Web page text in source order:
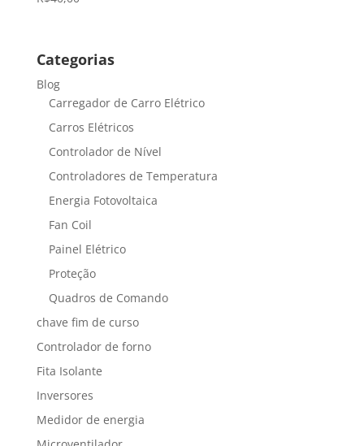
Categorias
Blog
Carregador de Carro Elétrico
Carros Elétricos
Controlador de Nível
Controladores de Temperatura
Energia Fotovoltaica
Fan Coil
Painel Elétrico
Proteção
Quadros de Comando
chave fim de curso
Controlador de forno
Fita Isolante
Inversores
Medidor de energia